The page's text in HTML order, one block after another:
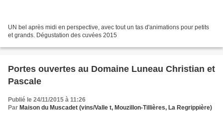
UN bel après midi en perspective, avec tout un tas d'animations pour petits
et grands. Dégustation des cuvées 2015
Portes ouvertes au Domaine Luneau Christian et
Pascale
Publié le 24/11/2015 à 11:26
Par Maison du Muscadet (vins/Valle t, Mouzillon-Tillières, La Regrippière)